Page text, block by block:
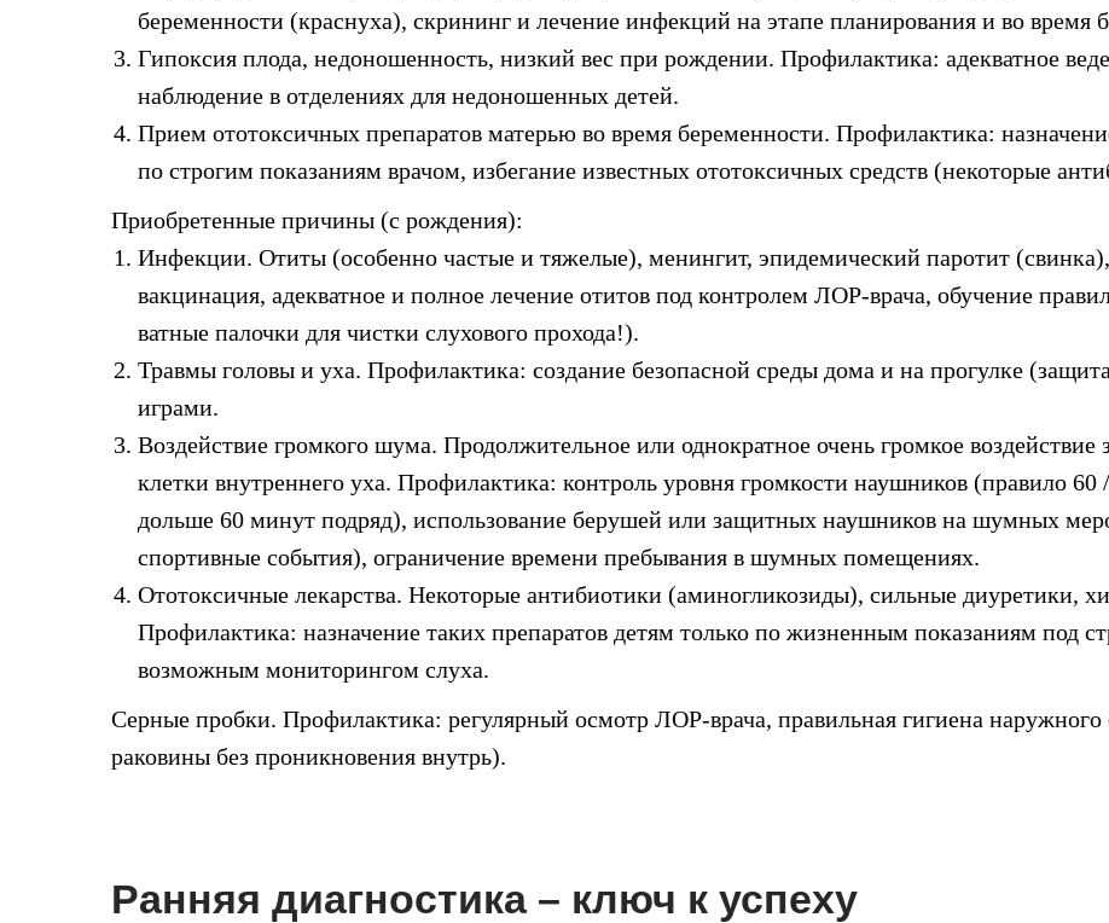
беременности (краснуха), скрининг и лечение инфекций на этапе планирования и во время
Гипоксия плода, недоношенность, низкий вес при рождении. Профилактика: адекватное
наблюдение в отделениях для недоношенных детей.
Прием ототоксичных препаратов матерью во время беременности. Профилактика:
по строгим показаниям врачом, избегание известных ототоксичных средств (некоторые
Приобретенные причины (с рождения):
Инфекции. Отиты (особенно частые и тяжелые), менингит, эпидемический паротит
вакцинация, адекватное и полное лечение отитов под контролем ЛОР-врача, обучение
ватные палочки для чистки слухового прохода!).
Травмы головы и уха. Профилактика: создание безопасной среды дома и на прогулке
играми.
Воздействие громкого шума. Продолжительное или однократное очень громкое воздействие
клетки внутреннего уха. Профилактика: контроль уровня громкости наушников (правило
дольше 60 минут подряд), использование берушей или защитных наушников на шумных
спортивные события), ограничение времени пребывания в шумных помещениях.
Ототоксичные лекарства. Некоторые антибиотики (аминогликозиды), сильные диуретики,
Профилактика: назначение таких препаратов детям только по жизненным показаниям под
возможным мониторингом слуха.
Серные пробки. Профилактика: регулярный осмотр ЛОР-врача, правильная гигиена
раковины без проникновения внутрь).
Ранняя диагностика – ключ к успеху